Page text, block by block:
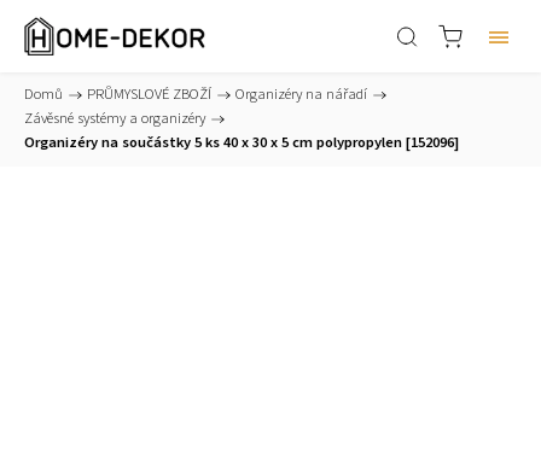
Domů / PRŮMYSLOVÉ ZBOŽÍ / Organizéry na nářadí /
Závěsné systémy a organizéry /
Organizéry na součástky 5 ks 40 x 30 x 5 cm polypropylen [152096]